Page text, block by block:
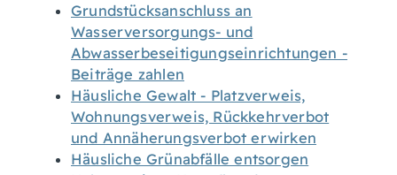
Grundstücksanschluss an
Wasserversorgungs- und
Abwasserbeseitigungseinrichtungen -
Beiträge zahlen
Häusliche Gewalt - Platzverweis,
Wohnungsverweis, Rückkehrverbot
und Annäherungsverbot erwirken
Häusliche Grünabfälle entsorgen